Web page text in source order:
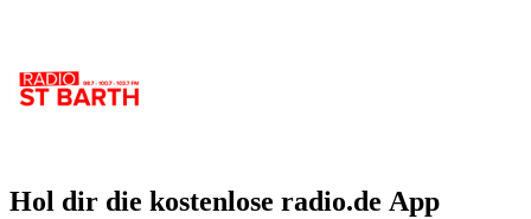
Hol dir die kostenlose radio.de App